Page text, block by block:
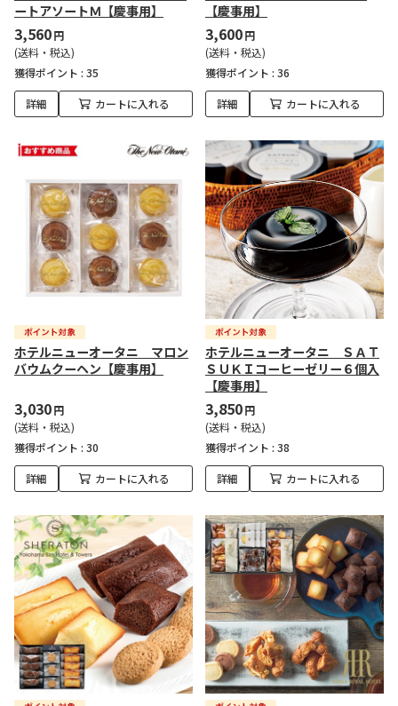
ートアソートＭ【慶事用】
3,560円
(送料・税込)
獲得ポイント : 35
詳細 カートに入れる
【慶事用】
3,600円
(送料・税込)
獲得ポイント : 36
詳細 カートに入れる
ホテルニューオータニ マロン
バウムクーヘン【慶事用】
3,030円
(送料・税込)
獲得ポイント : 30
詳細 カートに入れる
ホテルニューオータニ ＳＡＴ
ＳＵＫＩコーヒーゼリー６個入
【慶事用】
3,850円
(送料・税込)
獲得ポイント : 38
詳細 カートに入れる